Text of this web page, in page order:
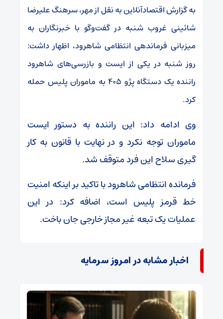
به گزارش اقتصادآنلاین به نقل از مهر، سرهنگ علیرضا
شائینی غروب شنبه در گفت‌و‌گو با خبرنگاران به
میزبانی فرماندهی انتظامی شاهرود، اظهار داشت:
روز شنبه در یکی از ایست و بازرسی‌های شاهرود
راننده یک دستگاه پژو ۴۰۵ به ماموران پلیس حمله
کرد.
وی ادامه داد: این راننده به دستور ایست
ماموران توجه نکرد و در نهایت با قانون به کار
گیری سلاح این فرد متوقف شد.
فرمانده انتظامی شاهرود با تاکید بر اینکه امنیت
خط قرمز پلیس است، اضافه کرد: در این
عملیات یک تبعه غیر مجاز خارجی جان باخت.
اخبار مشابه در امروز سرمایه